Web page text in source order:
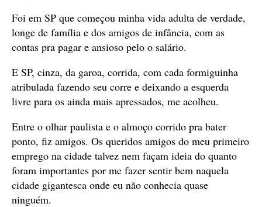
Foi em SP que começou minha vida adulta de verdade,
longe de família e dos amigos de infância, com as
contas pra pagar e ansioso pelo o salário.
E SP, cinza, da garoa, corrida, com cada formiguinha
atribulada fazendo seu corre e deixando a esquerda
livre para os ainda mais apressados, me acolheu.
Entre o olhar paulista e o almoço corrido pra bater
ponto, fiz amigos. Os queridos amigos do meu primeiro
emprego na cidade talvez nem façam ideia do quanto
foram importantes por me fazer sentir bem naquela
cidade gigantesca onde eu não conhecia quase
ninguém.